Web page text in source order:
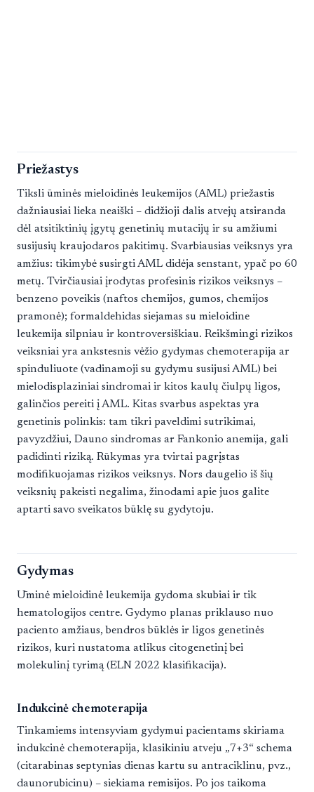
Priežastys
Tiksli ūminės mieloidinės leukemijos (AML) priežastis
dažniausiai lieka neaiški – didžioji dalis atvejų atsiranda
dėl atsitiktinių įgytų genetinių mutacijų ir su amžiumi
susijusių kraujodaros pakitimų. Svarbiausias veiksnys yra
amžius: tikimybė susirgti AML didėja senstant, ypač po 60
metų. Tvirčiausiai įrodytas profesinis rizikos veiksnys –
benzeno poveikis (naftos chemijos, gumos, chemijos
pramonė); formaldehidas siejamas su mieloidine
leukemija silpniau ir kontroversiškiau. Reikšmingi rizikos
veiksniai yra ankstesnis vėžio gydymas chemoterapija ar
spinduliuote (vadinamoji su gydymu susijusi AML) bei
mielodisplaziniai sindromai ir kitos kaulų čiulpų ligos,
galinčios pereiti į AML. Kitas svarbus aspektas yra
genetinis polinkis: tam tikri paveldimi sutrikimai,
pavyzdžiui, Dauno sindromas ar Fankonio anemija, gali
padidinti riziką. Rūkymas yra tvirtai pagrįstas
modifikuojamas rizikos veiksnys. Nors daugelio iš šių
veiksnių pakeisti negalima, žinodami apie juos galite
aptarti savo sveikatos būklę su gydytoju.
Gydymas
Ūminė mieloidinė leukemija gydoma skubiai ir tik
hematologijos centre. Gydymo planas priklauso nuo
paciento amžiaus, bendros būklės ir ligos genetinės
rizikos, kuri nustatoma atlikus citogenetinį bei
molekulinį tyrimą (ELN 2022 klasifikacija).
Indukcinė chemoterapija
Tinkamiems intensyviam gydymui pacientams skiriama
indukcinė chemoterapija, klasikiniu atveju „7+3“ schema
(citarabinas septynias dienas kartu su antraciklinu, pvz.,
daunorubicinu) – siekiama remisijos. Po jos taikoma